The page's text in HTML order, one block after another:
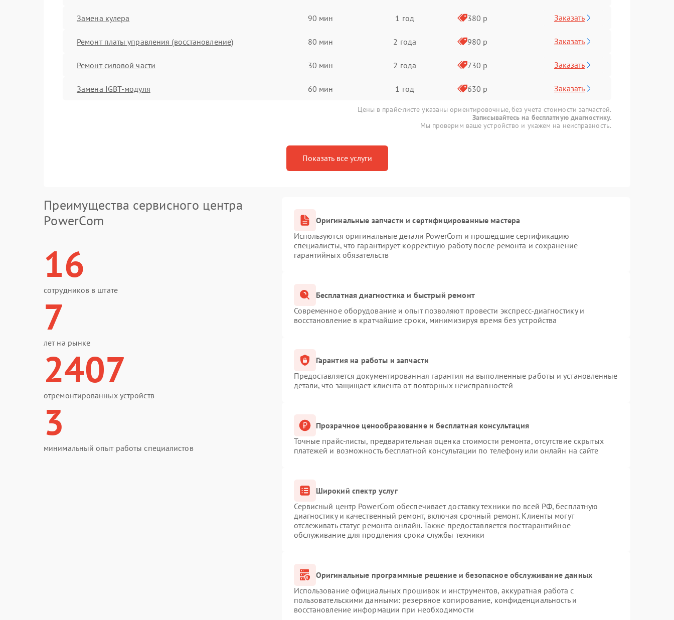
Замена кулера 90 мин 1 год 380 р Заказать
Ремонт платы управления (восстановление) 80 мин 2 года 980 р Заказать
Ремонт силовой части 30 мин 2 года 730 р Заказать
Замена IGBT-модуля 60 мин 1 год 630 р Заказать
Цены в прайс-листе указаны ориентировочные, без учета стоимости запчастей.
Записывайтесь на бесплатную диагностику.
Мы проверим ваше устройство и укажем на неисправность.
Показать все услуги
Преимущества сервисного центра
PowerCom
16
сотрудников в штате
7
лет на рынке
2407
отремонтированных устройств
3
минимальный опыт работы специалистов
Оригинальные запчасти и сертифицированные мастера
Используются оригинальные детали PowerCom и прошедшие сертификацию
специалисты, что гарантирует корректную работу после ремонта и сохранение
гарантийных обязательств
Бесплатная диагностика и быстрый ремонт
Современное оборудование и опыт позволяют провести экспресс-диагностику и
восстановление в кратчайшие сроки, минимизируя время без устройства
Гарантия на работы и запчасти
Предоставляется документированная гарантия на выполненные работы и установленные
детали, что защищает клиента от повторных неисправностей
Прозрачное ценообразование и бесплатная консультация
Точные прайс-листы, предварительная оценка стоимости ремонта, отсутствие скрытых
платежей и возможность бесплатной консультации по телефону или онлайн на сайте
Широкий спектр услуг
Сервисный центр PowerCom обеспечивает доставку техники по всей РФ, бесплатную
диагностику и качественный ремонт, включая срочный ремонт. Клиенты могут
отслеживать статус ремонта онлайн. Также предоставляется постгарантийное
обслуживание для продления срока службы техники
Оригинальные программные решение и безопасное обслуживание данных
Использование официальных прошивок и инструментов, аккуратная работа с
пользовательскими данными: резервное копирование, конфиденциальность и
восстановление информации при необходимости